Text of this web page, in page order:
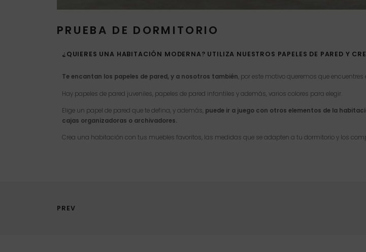
PRUEBA DE DORMITORIO
¿QUIERES UNA HABITACIÓN MODERNA? UTILIZA NUESTROS PAPELES DE PARED Y
Te encantan los papeles de pared, y a nosotros también, por este motivo queremos que
Hay papeles de pared juveniles, papeles de pared infantiles y además, varios colores para elegir.
Elige un papel de pared que te defina, y además, puede ir a juego con otros elementos de la
cajas organizadoras o archivadores.
Crea una habitación con tus muebles favoritos, las medidas que se adapten a tu dormitorio y los
PREV